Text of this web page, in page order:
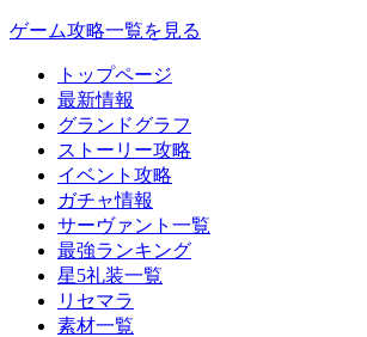
ゲーム攻略一覧を見る
トップページ
最新情報
グランドグラフ
ストーリー攻略
イベント攻略
ガチャ情報
サーヴァント一覧
最強ランキング
星5礼装一覧
リセマラ
素材一覧